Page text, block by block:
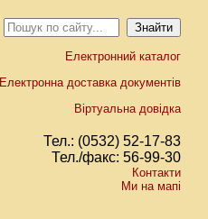
Електронний каталог
Електронна доставка документів
Віртуальна довідка
Тел.: (0532) 52-17-83
Тел./факс: 56-99-30
Контакти
Ми на мапі